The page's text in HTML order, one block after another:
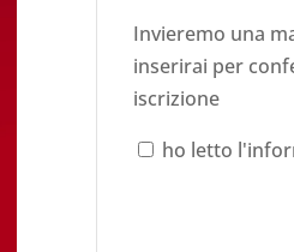
Invieremo una
inserirai per
iscrizione
ho letto